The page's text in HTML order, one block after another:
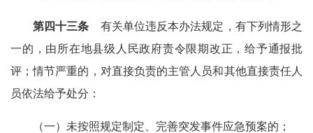
第四十三条 有关单位违反本办法规定，有下列情形之
一的，由所在地县级人民政府责令限期改正，给予通报批
评；情节严重的，对直接负责的主管人员和其他直接责任人
员依法给予处分：
（一）未按照规定制定、完善突发事件应急预案的；